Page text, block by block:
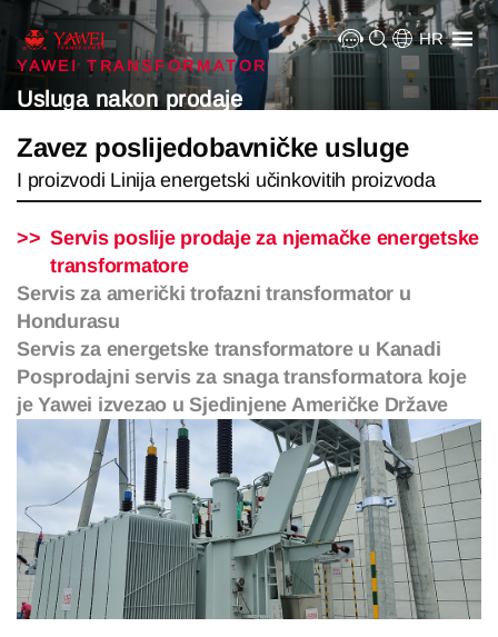
HR
YAWEI TRANSFORMATOR
Usluga nakon prodaje
Zavez poslijedobavničke usluge
I proizvodi Linija energetski učinkovitih proizvoda
Servis poslije prodaje za njemačke energetske
transformatore
Servis za američki trofazni transformator u
Hondurasu
Servis za energetske transformatore u Kanadi
Posprodajni servis za snaga transformatora koje
je Yawei izvezao u Sjedinjene Američke Države